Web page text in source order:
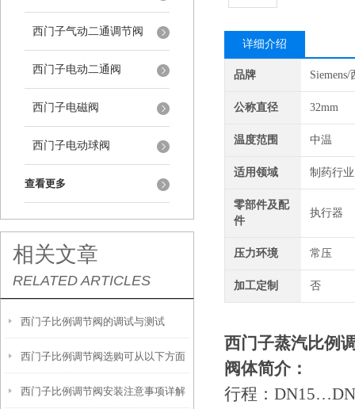
西门子气动二通调节阀
西门子电动二通阀
西门子电磁阀
西门子电动球阀
查看更多
相关文章
RELATED ARTICLES
西门子比例调节阀的调试与测试
西门子比例调节阀选购可从以下方面
进行
西门子比例调节阀安装注意事项详解
详细介绍
品牌
公称直径 32mm
温度范围 中温
适用领域 制药行
零部件及配
件
执行器
压力环境 常压
加工定制 否
西门子蒸汽比例
阀体简介：
行程：